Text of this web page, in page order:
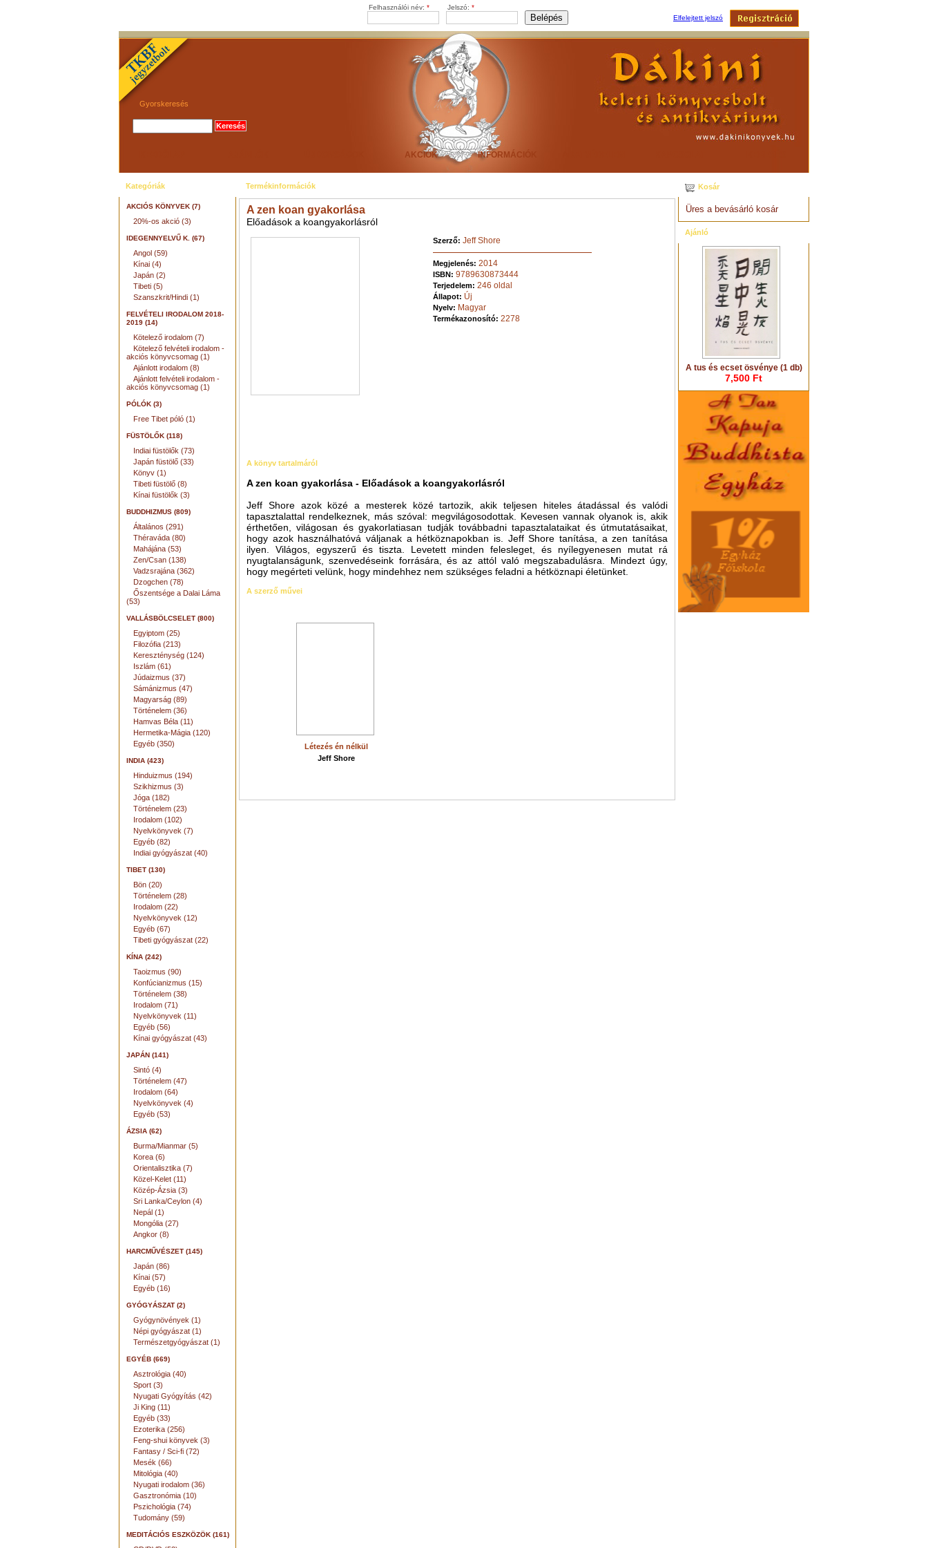
Felhasználói név: * Jelszó: *
Elfelejtett jelszó
Gyorskeresés
AKCIÓK INFORMÁCIÓK
Kategóriák
AKCIÓS KÖNYVEK (7)
20%-os akció (3)
IDEGENNYELVŰ K. (67)
Angol (59)
Kínai (4)
Japán (2)
Tibeti (5)
Szanszkrit/Hindi (1)
FELVÉTELI IRODALOM 2018-
2019 (14)
Kötelező irodalom (7)
Kötelező felvételi irodalom -
akciós könyvcsomag (1)
Ajánlott irodalom (8)
Ajánlott felvételi irodalom -
akciós könyvcsomag (1)
PÓLÓK (3)
Free Tibet póló (1)
FÜSTÖLŐK (118)
Indiai füstölők (73)
Japán füstölő (33)
Könyv (1)
Tibeti füstölő (8)
Kínai füstölők (3)
BUDDHIZMUS (809)
Általános (291)
Théraváda (80)
Mahájána (53)
Zen/Csan (138)
Vadzsrajána (362)
Dzogchen (78)
Őszentsége a Dalai Láma
(53)
VALLÁSBÖLCSELET (800)
Egyiptom (25)
Filozófia (213)
Kereszténység (124)
Iszlám (61)
Júdaizmus (37)
Sámánizmus (47)
Magyarság (89)
Történelem (36)
Hamvas Béla (11)
Hermetika-Mágia (120)
Egyéb (350)
INDIA (423)
Hinduizmus (194)
Szikhizmus (3)
Jóga (182)
Történelem (23)
Irodalom (102)
Nyelvkönyvek (7)
Egyéb (82)
Indiai gyógyászat (40)
TIBET (130)
Bön (20)
Történelem (28)
Irodalom (22)
Nyelvkönyvek (12)
Egyéb (67)
Tibeti gyógyászat (22)
KÍNA (242)
Taoizmus (90)
Konfúcianizmus (15)
Történelem (38)
Irodalom (71)
Nyelvkönyvek (11)
Egyéb (56)
Kínai gyógyászat (43)
JAPÁN (141)
Sintó (4)
Történelem (47)
Irodalom (64)
Nyelvkönyvek (4)
Egyéb (53)
ÁZSIA (62)
Burma/Mianmar (5)
Korea (6)
Orientalisztika (7)
Közel-Kelet (11)
Közép-Ázsia (3)
Sri Lanka/Ceylon (4)
Nepál (1)
Mongólia (27)
Angkor (8)
HARCMŰVÉSZET (145)
Japán (86)
Kínai (57)
Egyéb (16)
GYÓGYÁSZAT (2)
Gyógynövények (1)
Népi gyógyászat (1)
Természetgyógyászat (1)
EGYÉB (669)
Asztrológia (40)
Sport (3)
Nyugati Gyógyítás (42)
Ji King (11)
Egyéb (33)
Ezoterika (256)
Feng-shui könyvek (3)
Fantasy / Sci-fi (72)
Mesék (66)
Mitológia (40)
Nyugati irodalom (36)
Gasztronómia (10)
Pszichológia (74)
Tudomány (59)
MEDITÁCIÓS ESZKÖZÖK (161)
Kosár
Üres a bevásárló kosár
Ajánló
A tus és ecset ösvénye (1 db)
7,500 Ft
Termékinformációk
A zen koan gyakorlása
Előadások a koangyakorlásról
Szerző: Jeff Shore
Megjelenés: 2014
ISBN: 9789630873444
Terjedelem: 246 oldal
Állapot: Új
Nyelv: Magyar
Termékazonosító: 2278
A könyv tartalmáról
A zen koan gyakorlása - Előadások a koangyakorlásról
Jeff Shore azok közé a mesterek közé tartozik, akik teljesen hiteles átadással és valódi
tapasztalattal rendelkeznek, más szóval: megvilágosodottak. Kevesen vannak olyanok is, akik
érthetően, világosan és gyakorlatiasan tudják továbbadni tapasztalataikat és útmutatásaikat,
hogy azok használhatóvá váljanak a hétköznapokban is. Jeff Shore tanítása, a zen tanítása
ilyen. Világos, egyszerű és tiszta. Levetett minden felesleget, és nyílegyenesen mutat rá
nyugtalanságunk, szenvedéseink forrására, és az attól való megszabadulásra. Mindezt úgy,
hogy megérteti velünk, hogy mindehhez nem szükséges feladni a hétköznapi életünket.
A szerző művei
Létezés én nélkül
Jeff Shore